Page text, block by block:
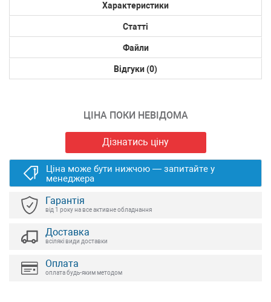
Характеристики
Статті
Файли
Відгуки (0)
ЦІНА ПОКИ НЕВІДОМА
Дізнатись ціну
Ціна може бути нижчою — запитайте у
менеджера
Гарантія
від 1 року на все активне обладнання
Доставка
всілякі види доставки
Оплата
оплата будь-яким методом